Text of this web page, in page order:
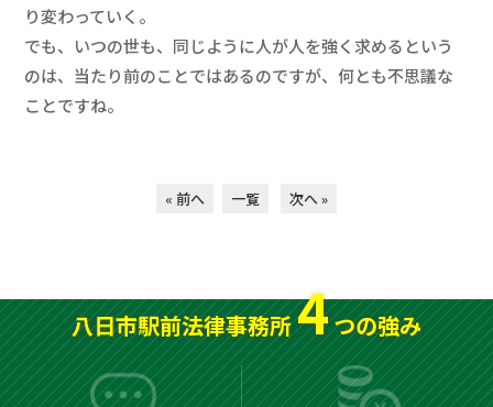
り変わっていく。
でも、いつの世も、同じように人が人を強く求めるという
のは、当たり前のことではあるのですが、何とも不思議な
ことですね。
« 前へ 一覧 次へ »
八日市駅前法律事務所4つの強み